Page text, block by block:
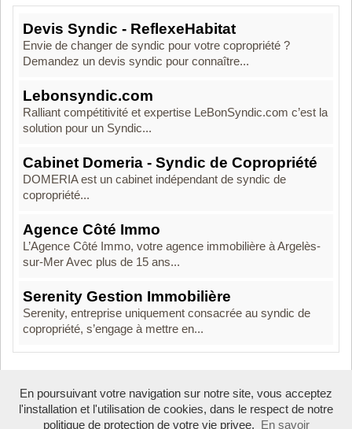
Devis Syndic - ReflexeHabitat
Envie de changer de syndic pour votre copropriété ?
Demandez un devis syndic pour connaître...
Lebonsyndic.com
Ralliant compétitivité et expertise LeBonSyndic.com c’est la
solution pour un Syndic...
Cabinet Domeria - Syndic de Copropriété
DOMERIA est un cabinet indépendant de syndic de
copropriété...
Agence Côté Immo
L’Agence Côté Immo, votre agence immobilière à Argelès-
sur-Mer Avec plus de 15 ans...
Serenity Gestion Immobilière
Serenity, entreprise uniquement consacrée au syndic de
copropriété, s’engage à mettre en...
Boosté par Arfooo 2.02 - © 2007 - 2026
En poursuivant votre navigation sur notre site, vous acceptez
l'installation et l'utilisation de cookies, dans le respect de notre
politique de protection de votre vie privee.
En savoir